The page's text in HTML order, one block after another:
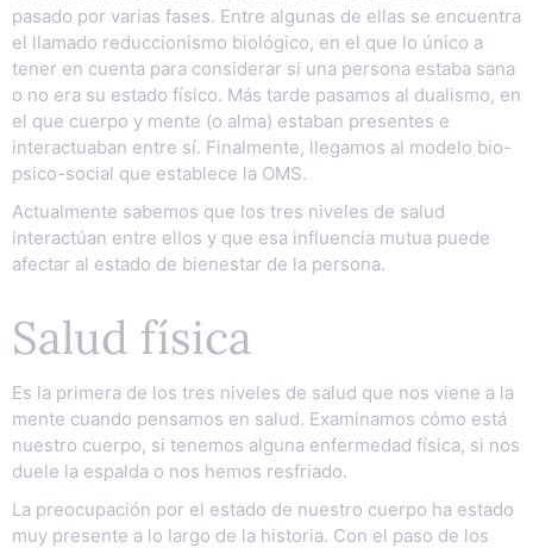
pasado por varias fases. Entre algunas de ellas se encuentra
el llamado reduccionismo biológico, en el que lo único a
tener en cuenta para considerar si una persona estaba sana
o no era su estado físico. Más tarde pasamos al dualismo, en
el que cuerpo y mente (o alma) estaban presentes e
interactuaban entre sí. Finalmente, llegamos al modelo bio-
psico-social que establece la OMS.
Actualmente sabemos que los tres niveles de salud
interactúan entre ellos y que esa influencia mutua puede
afectar al estado de bienestar de la persona.
Salud física
Es la primera de los tres niveles de salud que nos viene a la
mente cuando pensamos en salud. Examinamos cómo está
nuestro cuerpo, si tenemos alguna enfermedad física, si nos
duele la espalda o nos hemos resfriado.
La preocupación por el estado de nuestro cuerpo ha estado
muy presente a lo largo de la historia. Con el paso de los